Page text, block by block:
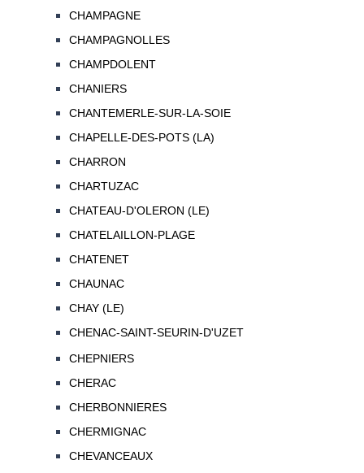
CHAMPAGNE
CHAMPAGNOLLES
CHAMPDOLENT
CHANIERS
CHANTEMERLE-SUR-LA-SOIE
CHAPELLE-DES-POTS (LA)
CHARRON
CHARTUZAC
CHATEAU-D'OLERON (LE)
CHATELAILLON-PLAGE
CHATENET
CHAUNAC
CHAY (LE)
CHENAC-SAINT-SEURIN-D'UZET
CHEPNIERS
CHERAC
CHERBONNIERES
CHERMIGNAC
CHEVANCEAUX